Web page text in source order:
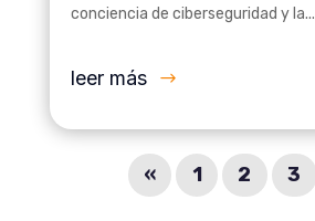
conciencia de ciberseguridad y la...
leer más
« 1 2 3